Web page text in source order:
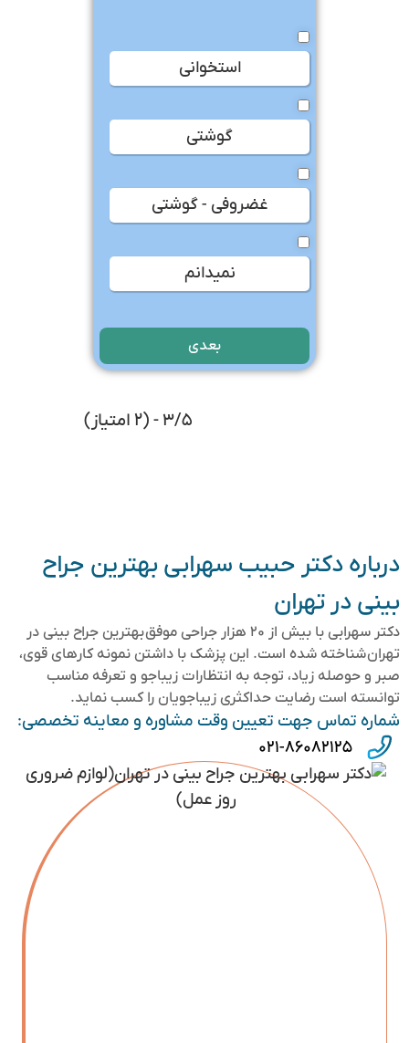
استخوانی
گوشتی
غضروفی - گوشتی
نمیدانم
بعدی
۳/۵ - (۲ امتیاز)
درباره دکتر حبیب سهرابی بهترین جراح
بینی در تهران
دکتر سهرابی با بیش از ۲۰ هزار جراحی موفق بهترین جراح بینی در
تهران شناخته شده است. این پزشک با داشتن نمونه کارهای قوی،
صبر و حوصله زیاد، توجه به انتظارات زیباجو و تعرفه مناسب
توانسته است رضایت حداکثری زیباجویان را کسب نماید.
شماره تماس جهت تعیین وقت مشاوره و معاینه تخصصی:
۰۲۱-۸۶۰۸۲۱۲۵